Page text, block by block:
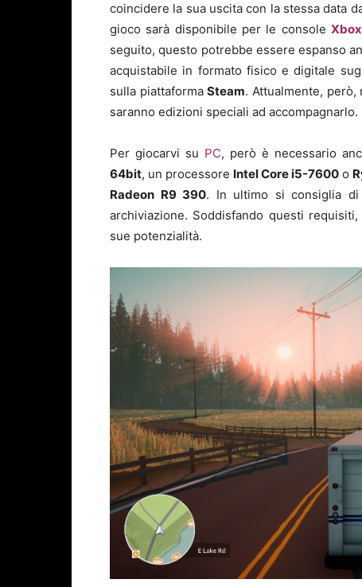
coincidere la sua uscita con la stessa data
gioco sarà disponibile per le console
seguito, questo potrebbe essere espanso
acquistabile in formato fisico e digitale
sulla piattaformaSteam. Attualmente,
saranno edizioni speciali ad accompagnarlo.
Per giocarvi su PC, però è necessario
64bit, un processore Intel Core i5-7600 o
Radeon R9 390. In ultimo si consiglia di
archiviazione. Soddisfando questi
sue potenzialità.